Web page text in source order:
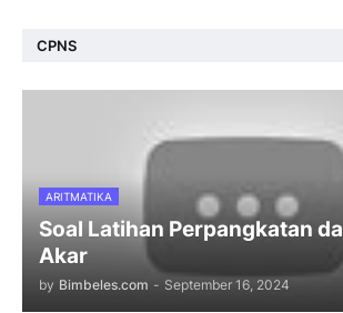
CPNS
ARITMATIKA
Soal Latihan Perpangkatan
Akar
by Bimbeles.com - September 16, 2024